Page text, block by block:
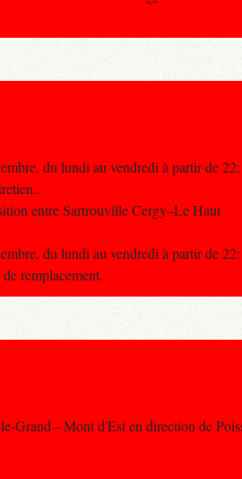
du lundi au vendredi à partir de
entre Sartrouville Cergy–Le Haut
du lundi au vendredi à partir de
remplacement.
Grand – Mont d'Est en direction de